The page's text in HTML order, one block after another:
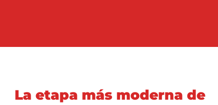
La etapa más moderna de